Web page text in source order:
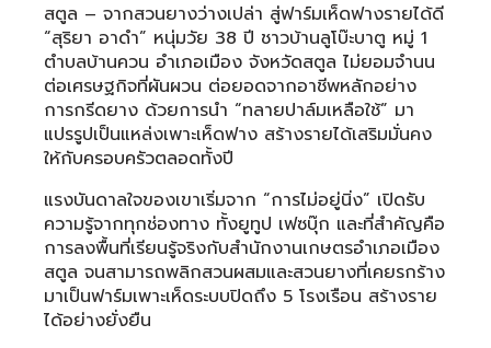
สตูล – จากสวนยางว่างเปล่า สู่ฟาร์มเห็ดฟางรายได้ดี
“สุริยา อาดำ” หนุ่มวัย 38 ปี ชาวบ้านลูโบ๊ะบาตู หมู่ 1
ตำบลบ้านควน อำเภอเมือง จังหวัดสตูล ไม่ยอมจำนน
ต่อเศรษฐกิจที่ผันผวน ต่อยอดจากอาชีพหลักอย่าง
การกรีดยาง ด้วยการนำ “ทลายปาล์มเหลือใช้” มา
แปรรูปเป็นแหล่งเพาะเห็ดฟาง สร้างรายได้เสริมมั่นคง
ให้กับครอบครัวตลอดทั้งปี
แรงบันดาลใจของเขาเริ่มจาก “การไม่อยู่นิ่ง” เปิดรับ
ความรู้จากทุกช่องทาง ทั้งยูทูป เฟซบุ๊ก และที่สำคัญคือ
การลงพื้นที่เรียนรู้จริงกับสำนักงานเกษตรอำเภอเมือง
สตูล จนสามารถพลิกสวนผสมและสวนยางที่เคยรกร้าง
มาเป็นฟาร์มเพาะเห็ดระบบปิดถึง 5 โรงเรือน สร้างราย
ได้อย่างยั่งยืน